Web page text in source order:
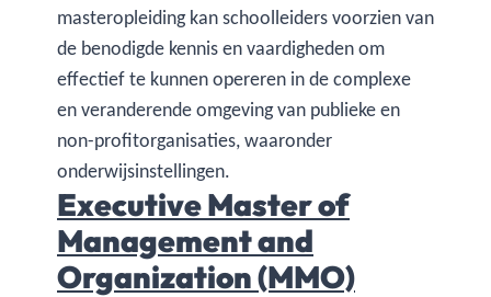
masteropleiding kan schoolleiders voorzien van
de benodigde kennis en vaardigheden om
effectief te kunnen opereren in de complexe
en veranderende omgeving van publieke en
non-profitorganisaties, waaronder
onderwijsinstellingen.
Executive Master of
Management and
Organization (MMO)